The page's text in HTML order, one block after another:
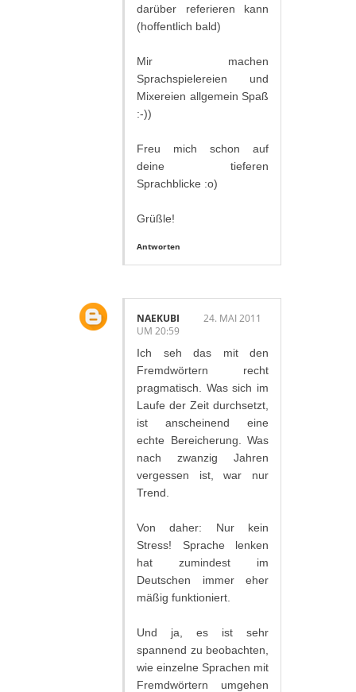
darüber referieren kann
(hoffentlich bald)
Mir machen
Sprachspielereien und
Mixereien allgemein Spaß
:-))
Freu mich schon auf
deine tieferen
Sprachblicke :o)
Grüßle!
Antworten
NAEKUBI
24. MAI 2011
UM 20:59
Ich seh das mit den
Fremdwörtern recht
pragmatisch. Was sich im
Laufe der Zeit durchsetzt,
ist anscheinend eine
echte Bereicherung. Was
nach zwanzig Jahren
vergessen ist, war nur
Trend.
Von daher: Nur kein
Stress! Sprache lenken
hat zumindest im
Deutschen immer eher
mäßig funktioniert.
Und ja, es ist sehr
spannend zu beobachten,
wie einzelne Sprachen mit
Fremdwörtern umgehen